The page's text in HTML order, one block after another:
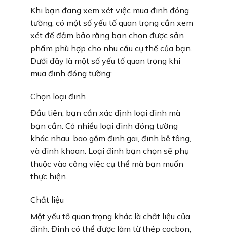
Khi bạn đang xem xét việc mua đinh đóng
tường, có một số yếu tố quan trọng cần xem
xét để đảm bảo rằng bạn chọn được sản
phẩm phù hợp cho nhu cầu cụ thể của bạn.
Dưới đây là một số yếu tố quan trọng khi
mua đinh đóng tường:
Chọn loại đinh
Đầu tiên, bạn cần xác định loại đinh mà
bạn cần. Có nhiều loại đinh đóng tường
khác nhau, bao gồm đinh gai, đinh bê tông,
và đinh khoan. Loại đinh bạn chọn sẽ phụ
thuộc vào công việc cụ thể mà bạn muốn
thực hiện.
Chất liệu
Một yếu tố quan trọng khác là chất liệu của
đinh. Đinh có thể được làm từ thép cacbon,